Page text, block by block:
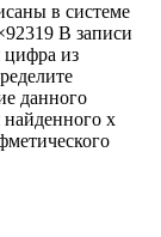
в системе
В записи
цифра из
данного
x